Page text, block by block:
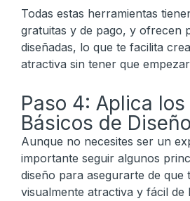
Todas estas herramientas
gratuitas y de pago, y ofrecen
diseñadas, lo que te facilita
atractiva sin tener que
Paso 4: Aplica
Básicos de Diseño
Aunque no necesites ser un
importante seguir algunos
diseño para asegurarte de que
visualmente atractiva y fácil de